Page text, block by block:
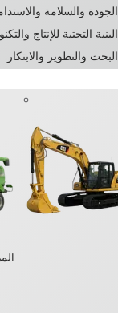
الجودة والسلامة
البنية التحتية للإنتاج
البحث والتطوير والابتكار